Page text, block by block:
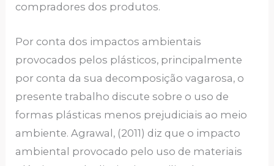
compradores dos produtos.
Por conta dos impactos ambientais
provocados pelos plásticos, principalmente
por conta da sua decomposição vagarosa, o
presente trabalho discute sobre o uso de
formas plásticas menos prejudiciais ao meio
ambiente. Agrawal, (2011) diz que o impacto
ambiental provocado pelo uso de materiais